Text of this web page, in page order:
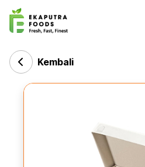
Kembali